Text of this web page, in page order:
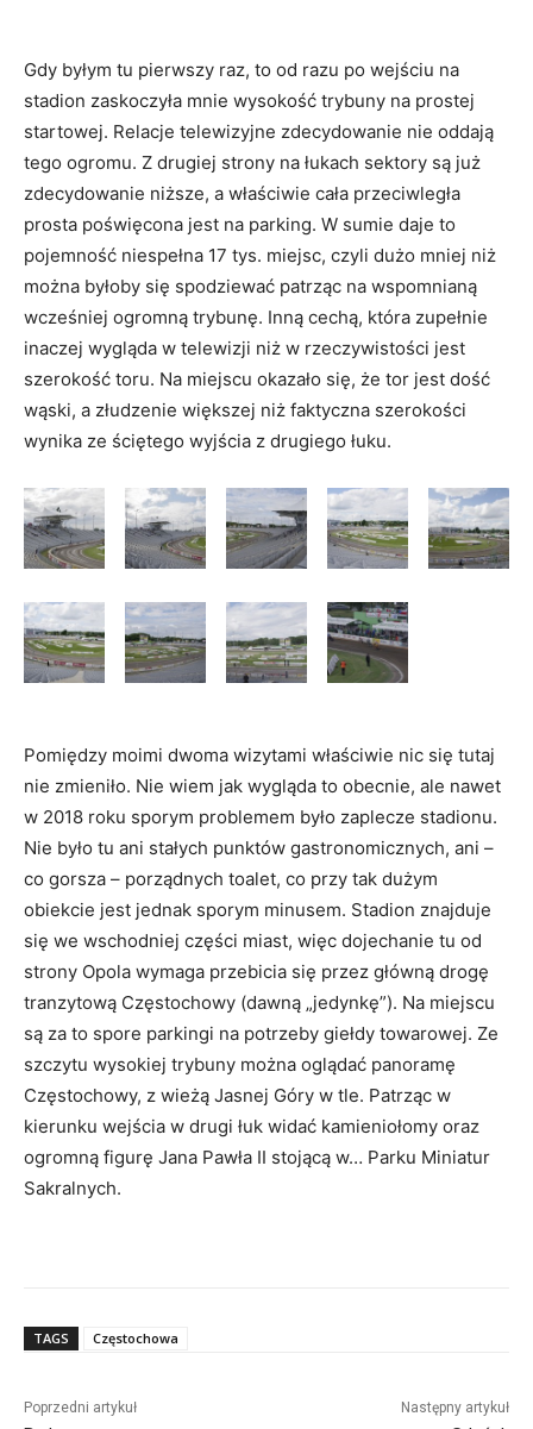
Gdy byłym tu pierwszy raz, to od razu po wejściu na
stadion zaskoczyła mnie wysokość trybuny na prostej
startowej. Relacje telewizyjne zdecydowanie nie oddają
tego ogromu. Z drugiej strony na łukach sektory są już
zdecydowanie niższe, a właściwie cała przeciwległa
prosta poświęcona jest na parking. W sumie daje to
pojemność niespełna 17 tys. miejsc, czyli dużo mniej niż
można byłoby się spodziewać patrząc na wspomnianą
wcześniej ogromną trybunę. Inną cechą, która zupełnie
inaczej wygląda w telewizji niż w rzeczywistości jest
szerokość toru. Na miejscu okazało się, że tor jest dość
wąski, a złudzenie większej niż faktyczna szerokości
wynika ze ściętego wyjścia z drugiego łuku.
Pomiędzy moimi dwoma wizytami właściwie nic się tutaj
nie zmieniło. Nie wiem jak wygląda to obecnie, ale nawet
w 2018 roku sporym problemem było zaplecze stadionu.
Nie było tu ani stałych punktów gastronomicznych, ani –
co gorsza – porządnych toalet, co przy tak dużym
obiekcie jest jednak sporym minusem. Stadion znajduje
się we wschodniej części miast, więc dojechanie tu od
strony Opola wymaga przebicia się przez główną drogę
tranzytową Częstochowy (dawną „jedynkę”). Na miejscu
są za to spore parkingi na potrzeby giełdy towarowej. Ze
szczytu wysokiej trybuny można oglądać panoramę
Częstochowy, z wieżą Jasnej Góry w tle. Patrząc w
kierunku wejścia w drugi łuk widać kamieniołomy oraz
ogromną figurę Jana Pawła II stojącą w… Parku Miniatur
Sakralnych.
TAGS Częstochowa
Poprzedni artykuł Następny artykuł